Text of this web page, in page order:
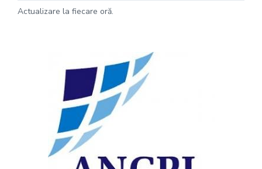
Actualizare la fiecare oră.